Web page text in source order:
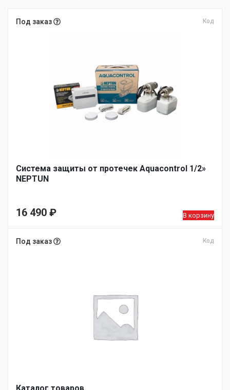
Под заказ Код
Система защиты от протечек Aquacontrol 1/2»
NEPTUN
16 490 ₽ В корзину
Под заказ Код